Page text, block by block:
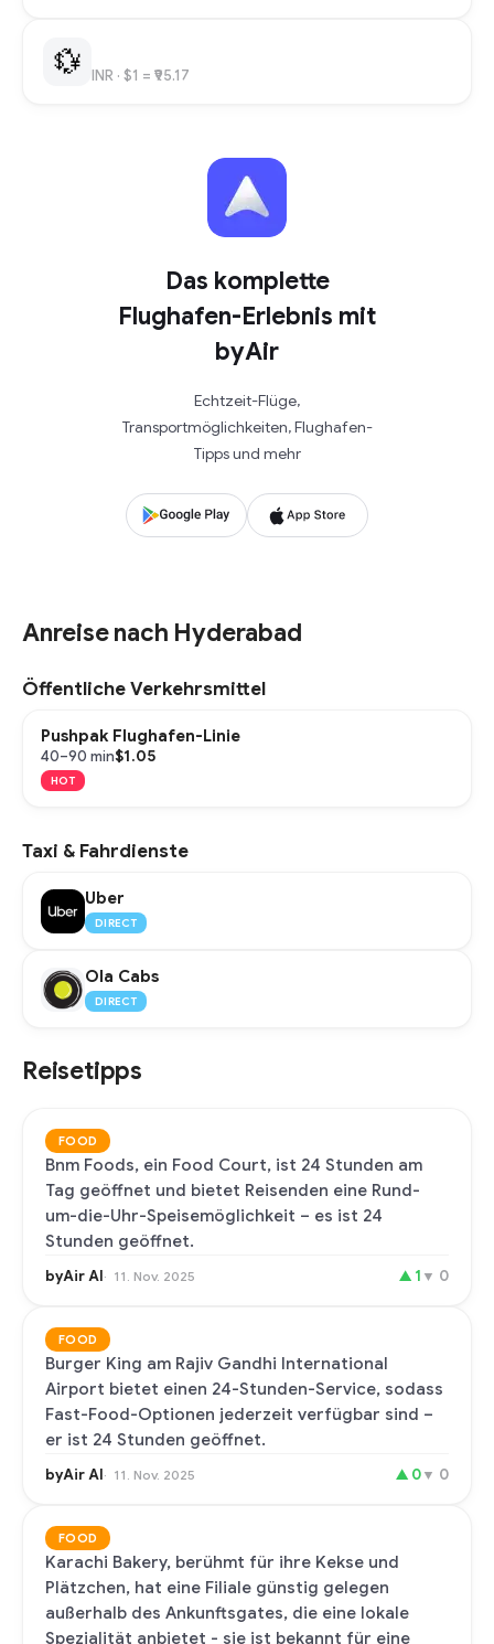
💱 INR · $1 = ₹95.17
Das komplette
Flughafen-Erlebnis mit
byAir
Echtzeit-Flüge,
Transportmöglichkeiten, Flughafen-
Tipps und mehr
Anreise nach Hyderabad
Öffentliche Verkehrsmittel
Pushpak Flughafen-Linie
40–90 min$1.05
HOT
Taxi & Fahrdienste
Uber
DIRECT
Ola Cabs
DIRECT
Reisetipps
FOOD
Bnm Foods, ein Food Court, ist 24 Stunden am
Tag geöffnet und bietet Reisenden eine Rund-
um-die-Uhr-Speisemöglichkeit – es ist 24
Stunden geöffnet.
byAir AI 11. Nov. 2025 ▲ 1 ▼ 0
FOOD
Burger King am Rajiv Gandhi International
Airport bietet einen 24-Stunden-Service, sodass
Fast-Food-Optionen jederzeit verfügbar sind –
er ist 24 Stunden geöffnet.
byAir AI 11. Nov. 2025 ▲ 0▼ 0
FOOD
Karachi Bakery, berühmt für ihre Kekse und
Plätzchen, hat eine Filiale günstig gelegen
außerhalb des Ankunftsgates, die eine lokale
Spezialität anbietet - sie ist bekannt für eine